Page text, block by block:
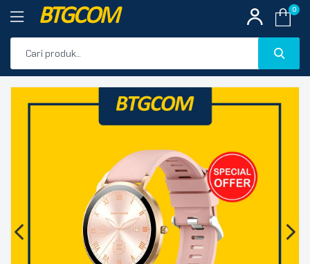
BTGCOM 0
PRODUK UNGGULAN
PRODUK TERBARU
🔍